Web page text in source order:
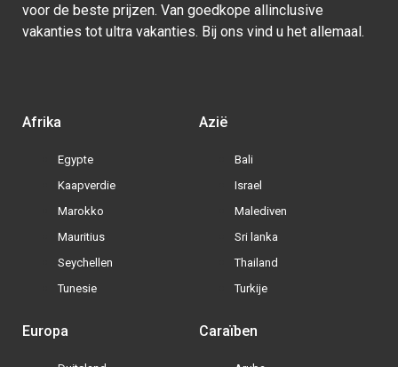
voor de beste prijzen. Van goedkope allinclusive
vakanties tot ultra vakanties. Bij ons vind u het allemaal.
Afrika
Egypte
Kaapverdie
Marokko
Mauritius
Seychellen
Tunesie
Azië
Bali
Israel
Malediven
Sri lanka
Thailand
Turkije
Europa Caraïben